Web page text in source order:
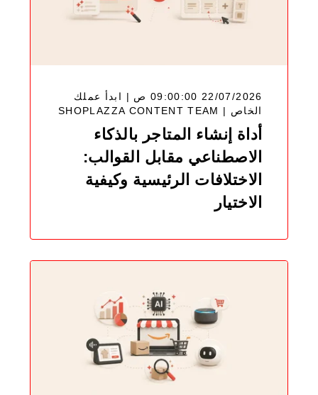
22/07/2026 09:00:00 ص | ابدأ عملك
الخاص |
SHOPLAZZA CONTENT TEAM
أداة إنشاء المتاجر بالذكاء
الاصطناعي مقابل القوالب:
الاختلافات الرئيسية وكيفية
الاختيار